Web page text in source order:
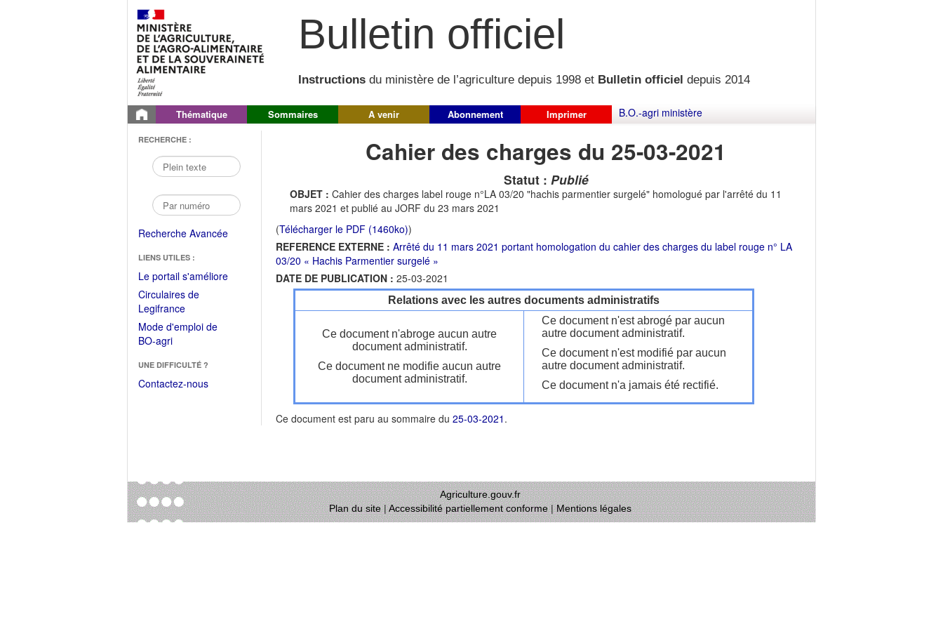
Bulletin officiel
Instructions du ministère de l’agriculture depuis 1998 et Bulletin officiel depuis 2014
Thématique Sommaires A venir Abonnement Imprimer B.O.-agri ministère
RECHERCHE :
Recherche Avancée
LIENS UTILES :
Le portail s'améliore(Fichier
Circulaires de
Legifrance(Ouvrir
dans
une
fenêtre)
Mode d'emploi de
BO-agri(Ouvrir
une
nouvelle
UNE DIFFICULTÉ ?
Contactez-nous
Cahier des charges du 25-03-2021
Statut : Publié
OBJET : Cahier des charges label rouge n°LA 03/20 "hachis parmentier surgelé" homologué par l'arrêté du 11
mars 2021 et publié au JORF du 23 mars 2021
(Télécharger le PDF (1460ko))
REFERENCE EXTERNE : Arrêté du 11 mars 2021 portant homologation du cahier des charges du label rouge n° LA
03/20 « Hachis Parmentier surgelé »
DATE DE PUBLICATION : 25-03-2021
Relations avec les autres documents administratifs
Ce document n'abroge aucun autre
document administratif.
Ce document ne modifie aucun autre
document administratif.
Ce document n'est abrogé par aucun
autre document administratif.
Ce document n'est modifié par aucun
autre document administratif.
Ce document n'a jamais été rectifié.
Ce document est paru au sommaire du 25-03-2021 .
Agriculture.gouv.fr
Plan du site|Accessibilité partiellement conforme|Mentions légales